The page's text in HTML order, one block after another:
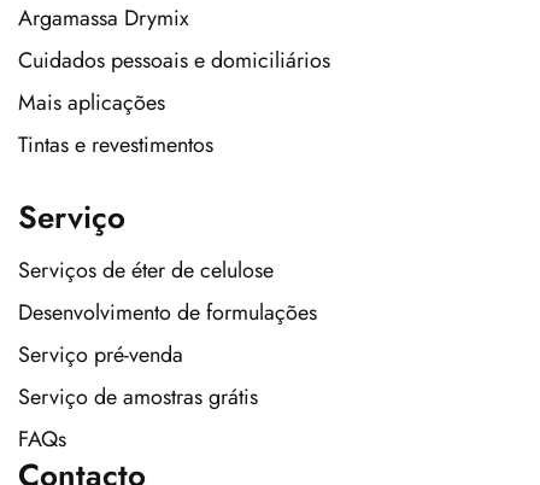
Argamassa Drymix
Cuidados pessoais e domiciliários
Mais aplicações
Tintas e revestimentos
Serviço
Serviços de éter de celulose
Desenvolvimento de formulações
Serviço pré-venda
Serviço de amostras grátis
FAQs